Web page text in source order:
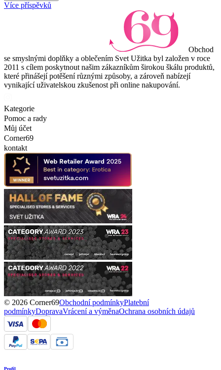
Více příspěvků
Obchod
se smyslnými doplňky a oblečením Svet Užitka byl založen v roce
2011 s cílem poskytnout našim zákazníkům širokou škálu produktů,
které přinášejí potěšení různými způsoby, a zároveň nabízejí
vynikající uživatelskou zkušenost při online nakupování.
Kategorie
Pomoc a rady
Můj účet
Corner69
kontakt
© 2026 Corner69Obchodní podmínkyPlatební
podmínkyDopravaVrácení a výměnaOchrana osobních údajů
Profil